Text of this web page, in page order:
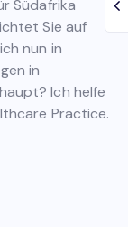
Südafrika
Sie auf
nun in
in
Ich helfe
Practice.